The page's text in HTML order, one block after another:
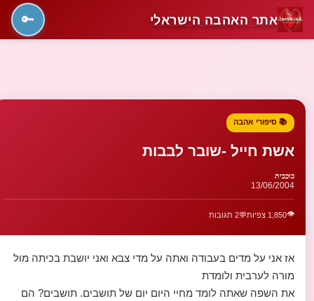
אתר האהבה הישראלי 🔑
📚 סיפורי אהבה
אשת חייל -שובר לבבות
כוכבית
13/06/2004
👁️1,850 צפיות 💬2 תגובות
אז אני על מדים בעבודה ואתה על מדי צבא ואני יושבת בכיתה מול
מורה לערבית ולומדת
את השפה שאתה לומד מחיי היום יום של תושבים. תושבים? הם